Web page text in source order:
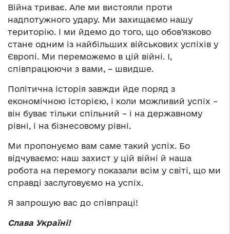
Війна триває. Але ми вистояли проти
надпотужного удару. Ми захищаємо нашу
територію. І ми йдемо до того, що обов’язково
стане одним із найбільших військових успіхів у
Європі. Ми переможемо в цій війні. І,
співпрацюючи з вами, – швидше.
Політична історія завжди йде поряд з
економічною історією, і коли можливий успіх –
він буває тільки спільний – і на державному
рівні, і на бізнесовому рівні.
Ми пропонуємо вам саме такий успіх. Бо
відчуваємо: наш захист у цій війні й наша
робота на перемогу показали всім у світі, що ми
справді заслуговуємо на успіх.
Я запрошую вас до співпраці!
Слава Україні!